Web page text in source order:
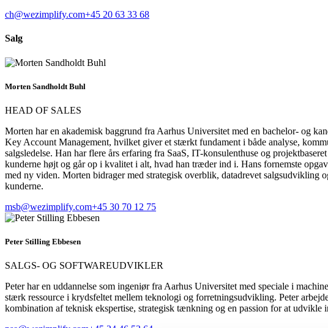
ch@wezimplify.com+45 20 63 33 68
Salg
Morten Sandholdt Buhl
HEAD OF SALES
Morten har en akademisk baggrund fra Aarhus Universitet med en bachelor- og
Key Account Management, hvilket giver et stærkt fundament i både analyse,
salgsledelse. Han har flere års erfaring fra SaaS, IT-konsulenthuse og
kunderne højt og går op i kvalitet i alt, hvad han træder ind i. Hans fornemste
med ny viden. Morten bidrager med strategisk overblik, datadrevet
kunderne.
msb@wezimplify.com+45 30 70 12 75
Peter Stilling Ebbesen
SALGS- OG SOFTWAREUDVIKLER
Peter har en uddannelse som ingeniør fra Aarhus Universitet med speciale i
stærk ressource i krydsfeltet mellem teknologi og forretningsudvikling. Peter
kombination af teknisk ekspertise, strategisk tænkning og en passion for at